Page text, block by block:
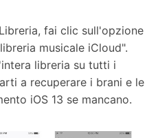
fai clic sull'opzione
musicale iCloud".
libreria su tutti i
a recuperare i brani e le
iOS 13 se mancano.